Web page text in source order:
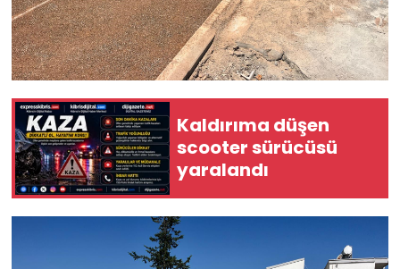
Kaldırıma düşen
scooter sürücüsü
yaralandı